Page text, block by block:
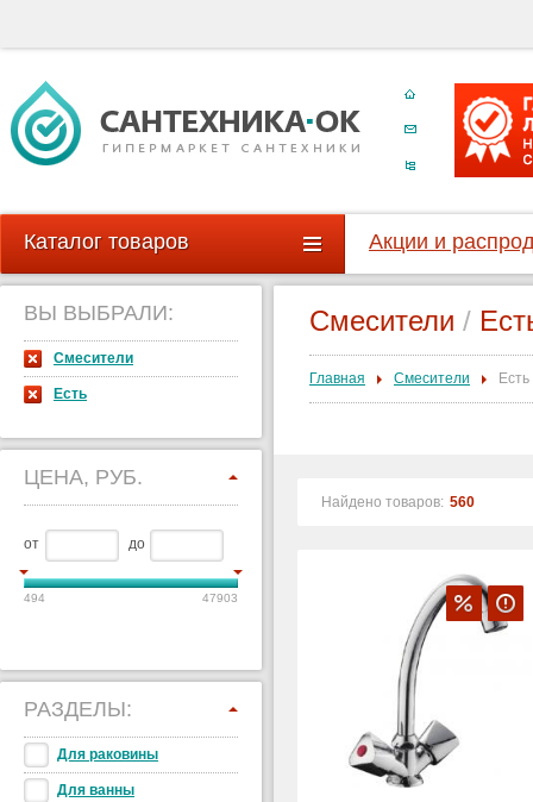
Каталог товаров Акции и
ВЫ ВЫБРАЛИ:
Смесители
Есть
ЦЕНА, РУБ.
от до
494 47903
РАЗДЕЛЫ:
Для раковины
Для ванны
Смесители /
Главная Смесители Есть
Найдено товаров: 560